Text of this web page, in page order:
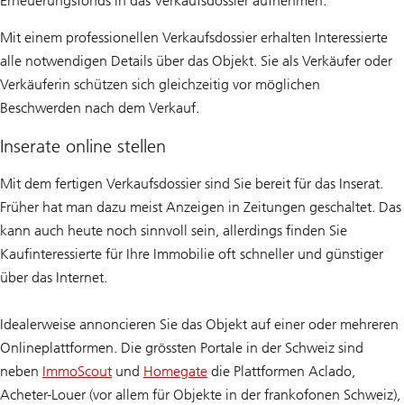
Mit einem professionellen Verkaufsdossier erhalten Interessierte
alle notwendigen Details über das Objekt. Sie als Verkäufer oder
Verkäuferin schützen sich gleichzeitig vor möglichen
Beschwerden nach dem Verkauf.
Inserate online stellen
Mit dem fertigen Verkaufsdossier sind Sie bereit für das Inserat.
Früher hat man dazu meist Anzeigen in Zeitungen geschaltet. Das
kann auch heute noch sinnvoll sein, allerdings finden Sie
Kaufinteressierte für Ihre Immobilie oft schneller und günstiger
über das Internet.
Idealerweise annoncieren Sie das Objekt auf einer oder mehreren
Onlineplattformen. Die grössten Portale in der Schweiz sind
neben ImmoScout und Homegate die Plattformen Aclado,
Acheter-Louer (vor allem für Objekte in der frankofonen Schweiz),